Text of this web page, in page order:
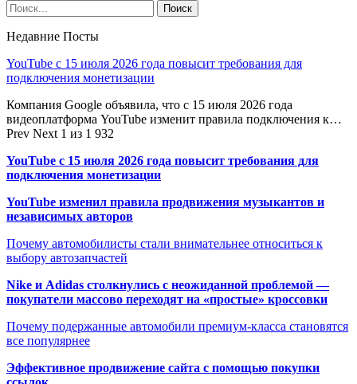
Недавние Посты
YouTube с 15 июля 2026 года повысит требования для
подключения монетизации
Компания Google объявила, что с 15 июля 2026 года
видеоплатформа YouTube изменит правила подключения к…
Prev Next 1 из 1 932
YouTube с 15 июля 2026 года повысит требования для
подключения монетизации
YouTube изменил правила продвижения музыкантов и
независимых авторов
Почему автомобилисты стали внимательнее относиться к
выбору автозапчастей
Nike и Adidas столкнулись с неожиданной проблемой —
покупатели массово переходят на «простые» кроссовки
Почему подержанные автомобили премиум-класса становятся
все популярнее
Эффективное продвижение сайта с помощью покупки